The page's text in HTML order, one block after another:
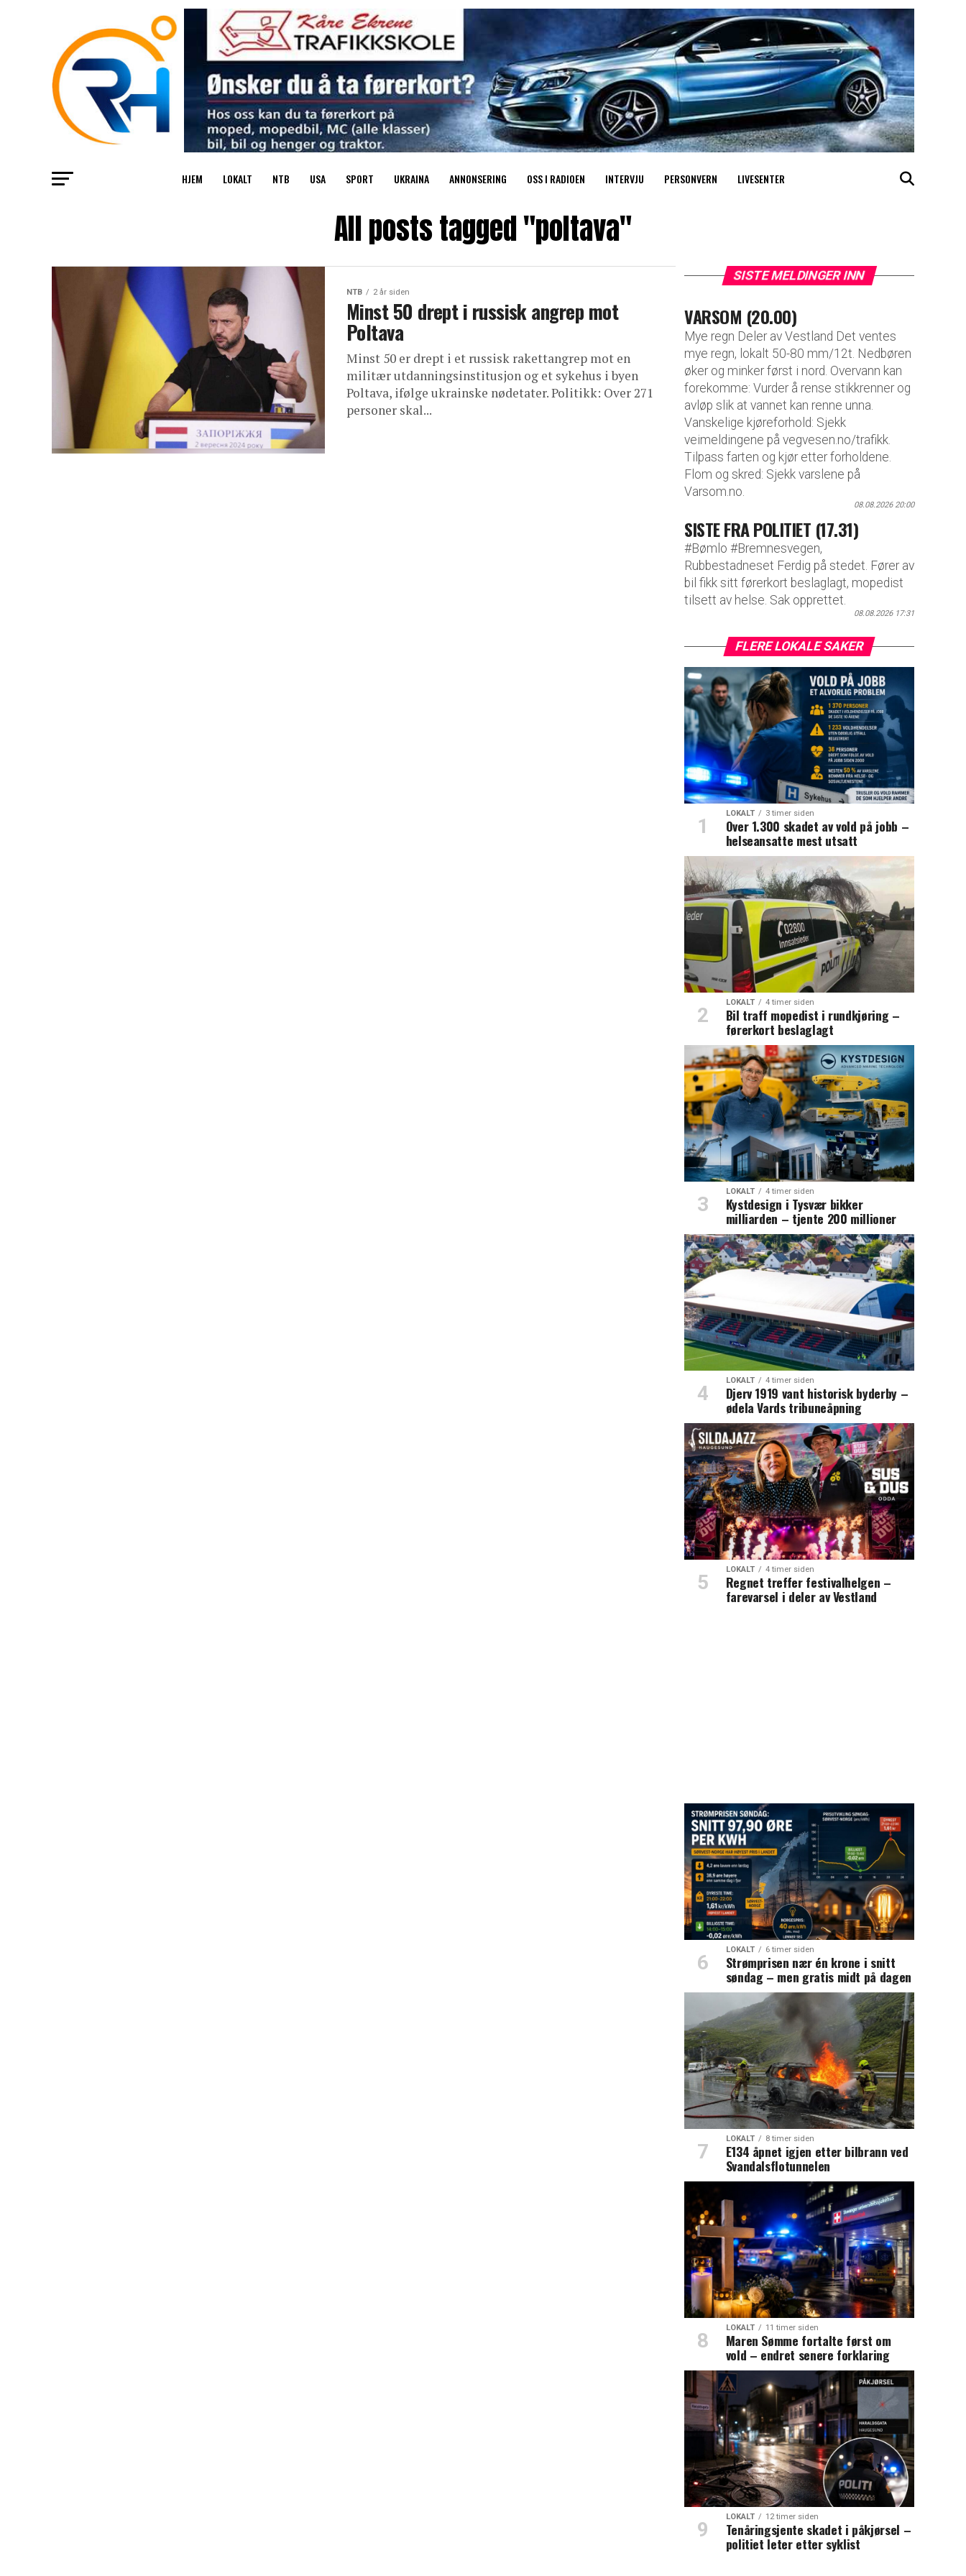
HJEM LOKALT NTB USA SPORT UKRAINA ANNONSERING OSS I RADIOEN INTERVJU PERSONVERN LIVESENTER
All posts tagged "poltava"
NTB 2 år siden
Minst 50 drept i russisk angrep mot
Poltava
Minst 50 er drept i et russisk rakettangrep mot en
militær utdanningsinstitusjon og et sykehus i byen
Poltava, ifølge ukrainske nødetater. Politikk: Over 271
personer skal...
SISTE MELDINGER INN
VARSOM (20.00)
Mye regn Deler av Vestland Det ventes
mye regn, lokalt 50-80 mm/12t. Nedbøren
øker og minker først i nord. Overvann kan
forekomme: Vurder å rense stikkrenner og
avløp slik at vannet kan renne unna.
Vanskelige kjøreforhold: Sjekk
veimeldingene på vegvesen.no/trafikk.
Tilpass farten og kjør etter forholdene.
Flom og skred: Sjekk varslene på
Varsom.no.
08.08.2026 20:00
SISTE FRA POLITIET (17.31)
#Bømlo #Bremnesvegen,
Rubbestadneset Ferdig på stedet. Fører av
bil fikk sitt førerkort beslaglagt, mopedist
tilsett av helse. Sak opprettet.
08.08.2026 17:31
FLERE LOKALE SAKER
LOKALT 3 timer siden
Over 1.300 skadet av vold på jobb –
helseansatte mest utsatt
LOKALT 4 timer siden
Bil traff mopedist i rundkjøring –
førerkort beslaglagt
LOKALT 4 timer siden
Kystdesign i Tysvær bikker
milliarden – tjente 200 millioner
LOKALT 4 timer siden
Djerv 1919 vant historisk byderby –
ødela Vards tribuneåpning
LOKALT 4 timer siden
Regnet treffer festivalhelgen –
farevarsel i deler av Vestland
LOKALT 6 timer siden
Strømprisen nær én krone i snitt
søndag – men gratis midt på dagen
LOKALT 8 timer siden
E134 åpnet igjen etter bilbrann ved
Svandalsflotunnelen
LOKALT 11 timer siden
Maren Sømme fortalte først om
vold – endret senere forklaring
LOKALT 12 timer siden
Tenåringsjente skadet i påkjørsel –
politiet leter etter syklist